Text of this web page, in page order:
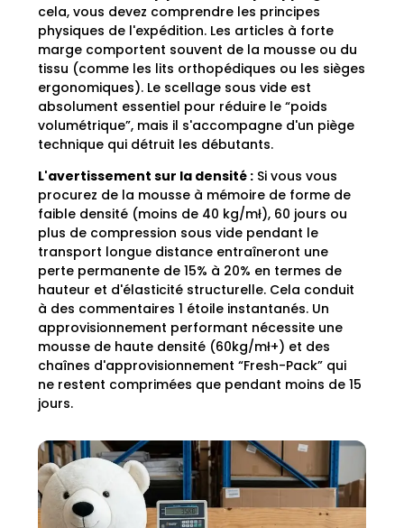
cela, vous devez comprendre les principes
physiques de l'expédition. Les articles à forte
marge comportent souvent de la mousse ou du
tissu (comme les lits orthopédiques ou les sièges
ergonomiques). Le scellage sous vide est
absolument essentiel pour réduire le “poids
volumétrique”, mais il s'accompagne d'un piège
technique qui détruit les débutants.
L'avertissement sur la densité : Si vous vous
procurez de la mousse à mémoire de forme de
faible densité (moins de 40 kg/mł), 60 jours ou
plus de compression sous vide pendant le
transport longue distance entraîneront une
perte permanente de 15% à 20% en termes de
hauteur et d'élasticité structurelle. Cela conduit
à des commentaires 1 étoile instantanés. Un
approvisionnement performant nécessite une
mousse de haute densité (60kg/mł+) et des
chaînes d'approvisionnement “Fresh-Pack” qui
ne restent comprimées que pendant moins de 15
jours.